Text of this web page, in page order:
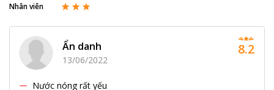
Nhân viên
Ẩn danh
13/06/2022
Nước nóng rất yếu
8.2